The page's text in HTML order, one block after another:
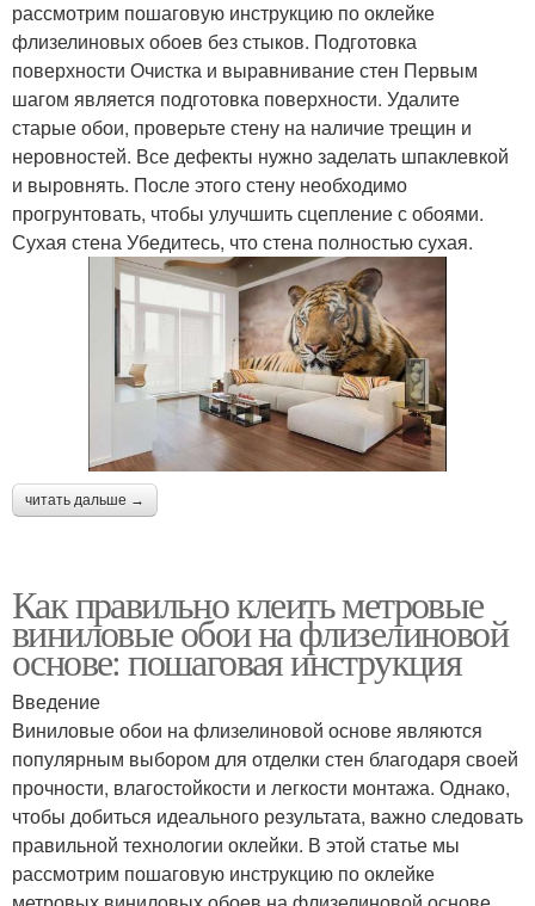
рассмотрим пошаговую инструкцию по оклейке
флизелиновых обоев без стыков. Подготовка
поверхности Очистка и выравнивание стен Первым
шагом является подготовка поверхности. Удалите
старые обои, проверьте стену на наличие трещин и
неровностей. Все дефекты нужно заделать шпаклевкой
и выровнять. После этого стену необходимо
прогрунтовать, чтобы улучшить сцепление с обоями.
Сухая стена Убедитесь, что стена полностью сухая.
читать дальше →
Как правильно клеить метровые
виниловые обои на флизелиновой
основе: пошаговая инструкция
Введение
Виниловые обои на флизелиновой основе являются
популярным выбором для отделки стен благодаря своей
прочности, влагостойкости и легкости монтажа. Однако,
чтобы добиться идеального результата, важно следовать
правильной технологии оклейки. В этой статье мы
рассмотрим пошаговую инструкцию по оклейке